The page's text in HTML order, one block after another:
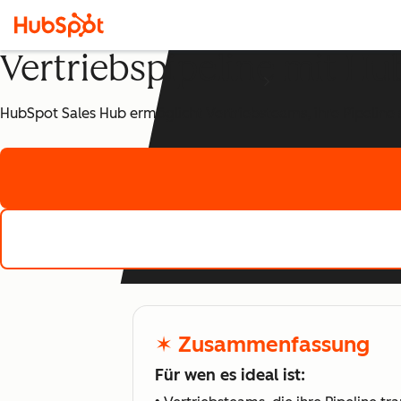
Vertriebspipeline mit
HubSpot Sales Hub ermöglicht Vertriebsteams, ihre
✶ Zusammenfassung
Für wen es ideal ist: